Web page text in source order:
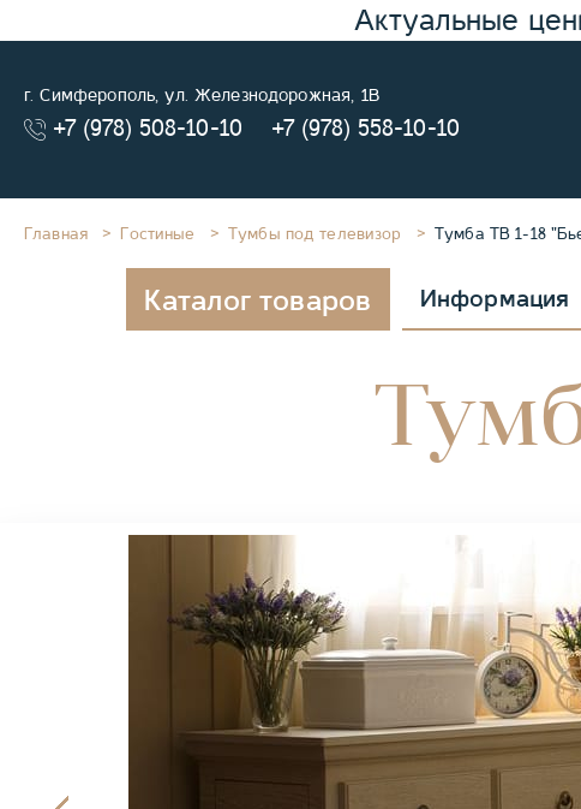
Актуальные
г. Симферополь, ул. Железнодорожная, 1В
+7 (978) 508-10-10 +7 (978) 558-10-10
Главная Гостиные Тумбы под телевизор Тумба ТВ 1-18
Каталог товаров Информация